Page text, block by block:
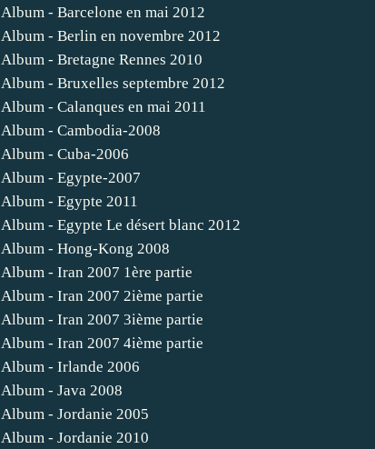
Album - Barcelone en mai 2012
Album - Berlin en novembre 2012
Album - Bretagne Rennes 2010
Album - Bruxelles septembre 2012
Album - Calanques en mai 2011
Album - Cambodia-2008
Album - Cuba-2006
Album - Egypte-2007
Album - Egypte 2011
Album - Egypte Le désert blanc 2012
Album - Hong-Kong 2008
Album - Iran 2007 1ère partie
Album - Iran 2007 2ième partie
Album - Iran 2007 3ième partie
Album - Iran 2007 4ième partie
Album - Irlande 2006
Album - Java 2008
Album - Jordanie 2005
Album - Jordanie 2010